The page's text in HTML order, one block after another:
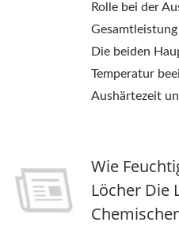
Rolle bei der
Die beiden
Temperatur
Aushärtezeit
Wie
Löcher Die